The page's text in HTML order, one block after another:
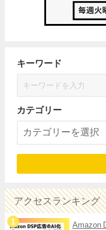
キーワード
カテゴリー
アクセスランキング
Amazon